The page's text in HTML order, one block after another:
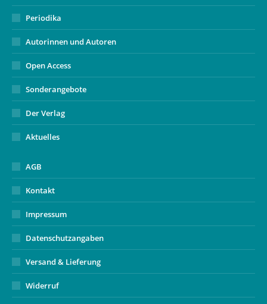
Periodika
Autorinnen und Autoren
Open Access
Sonderangebote
Der Verlag
Aktuelles
AGB
Kontakt
Impressum
Datenschutzangaben
Versand & Lieferung
Widerruf